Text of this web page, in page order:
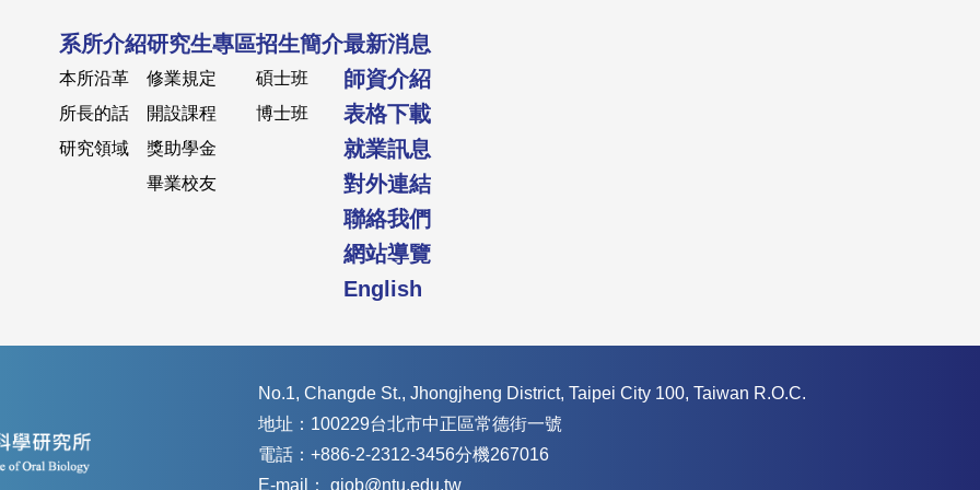
系所介紹
本所沿革
所長的話
研究領域
研究生專區
修業規定
開設課程
獎助學金
畢業校友
招生簡介
碩士班
博士班
最新消息
師資介紹
表格下載
就業訊息
對外連結
聯絡我們
網站導覽
English
No.1, Changde St., Jhongjheng District, Taipei City 100, Taiwan R.O.C.
地址：100229台北市中正區常德街一號
電話：+886-2-2312-3456分機267016
E-mail： giob@ntu.edu.tw